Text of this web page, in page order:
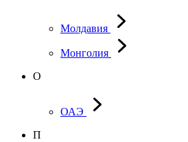
Молдавия
Монголия
О
ОАЭ
П